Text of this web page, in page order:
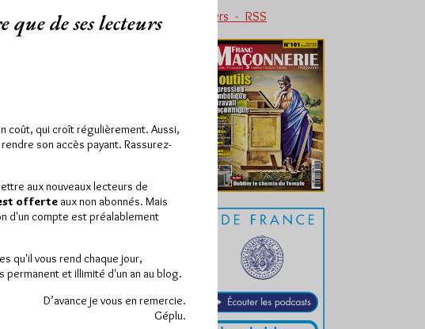
Abonnement aux Newsletters - RSS
de ses lecteurs
coût, qui croît régulièrement. Aussi,
son accès payant. Rassurez-
aux nouveaux lecteurs de
offerte aux non abonnés. Mais
d'un compte est préalablement
qu'il vous rend chaque jour,
et illimité d'un an au blog.
D’avance je vous en remercie.
Géplu.